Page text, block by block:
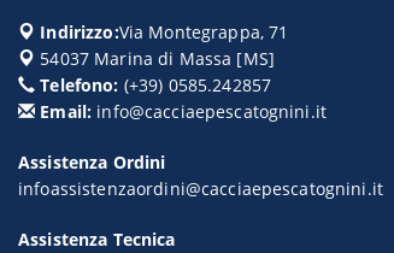
Indirizzo:Via Montegrappa, 71
54037 Marina di Massa [MS]
Telefono: (+39) 0585.242857
Email: info@cacciaepescatognini.it
Assistenza Ordini
infoassistenzaordini@cacciaepescatognini.it
Assistenza Tecnica